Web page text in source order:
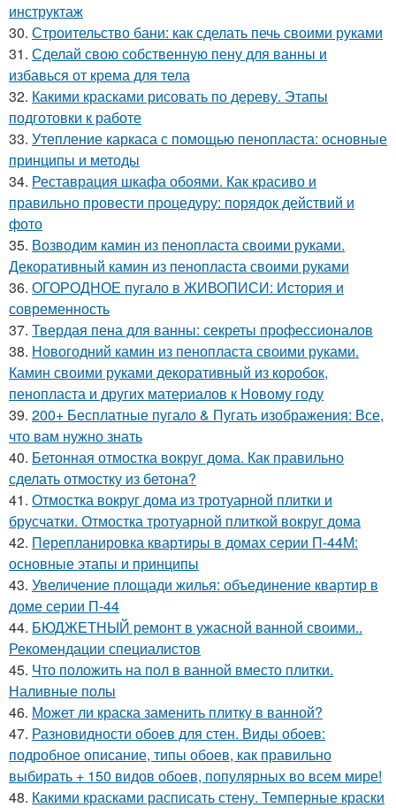
инструктаж
30. Строительство бани: как сделать печь своими руками
31. Сделай свою собственную пену для ванны и
избавься от крема для тела
32. Какими красками рисовать по дереву. Этапы
подготовки к работе
33. Утепление каркаса с помощью пенопласта: основные
принципы и методы
34. Реставрация шкафа обоями. Как красиво и
правильно провести процедуру: порядок действий и
фото
35. Возводим камин из пенопласта своими руками.
Декоративный камин из пенопласта своими руками
36. ОГОРОДНОЕ пугало в ЖИВОПИСИ: История и
современность
37. Твердая пена для ванны: секреты профессионалов
38. Новогодний камин из пенопласта своими руками.
Камин своими руками декоративный из коробок,
пенопласта и других материалов к Новому году
39. 200+ Бесплатные пугало & Пугать изображения: Все,
что вам нужно знать
40. Бетонная отмостка вокруг дома. Как правильно
сделать отмостку из бетона?
41. Отмостка вокруг дома из тротуарной плитки и
брусчатки. Отмостка тротуарной плиткой вокруг дома
42. Перепланировка квартиры в домах серии П-44М:
основные этапы и принципы
43. Увеличение площади жилья: объединение квартир в
доме серии П-44
44. БЮДЖЕТНЫЙ ремонт в ужасной ванной своими..
Рекомендации специалистов
45. Что положить на пол в ванной вместо плитки.
Наливные полы
46. Может ли краска заменить плитку в ванной?
47. Разновидности обоев для стен. Виды обоев:
подробное описание, типы обоев, как правильно
выбирать + 150 видов обоев, популярных во всем мире!
48. Какими красками расписать стену. Темперные краски